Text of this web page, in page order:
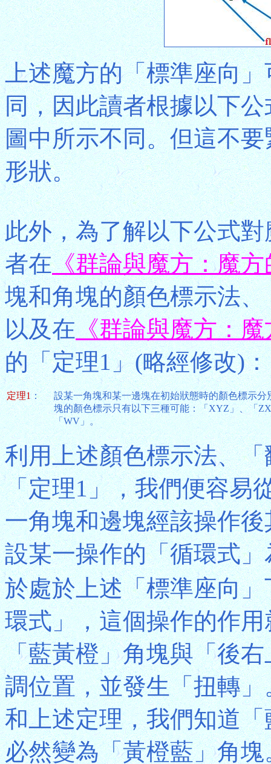
上述魔方的「標準座向
同，因此讀者根據以下
圖中所示不同。但這不
形狀。
此外，為了解以下公式
者在《群論與魔方：魔
塊和角塊的顏色標示法
以及在《群論與魔方：
的「定理1」(略經修改)：
定理1：
設某一角塊和某一邊塊在初始狀態時的顏色標示
塊的顏色標示只有以下三種可能：「XYZ」、「
「WV」。
利用上述顏色標示法、
「定理1」，我們便容易
一角塊和邊塊經該操作
設某一操作的「循環式」
於處於上述「標準座向
環式」，這個操作的作
「藍黃橙」角塊與「後
調位置，並發生「扭轉
和上述定理，我們知道
必然變為「黃橙藍」角